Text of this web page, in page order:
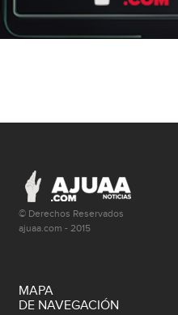
© Derechos Reservados
ajuaa.com - 2015
MAPA
DE NAVEGACIÓN